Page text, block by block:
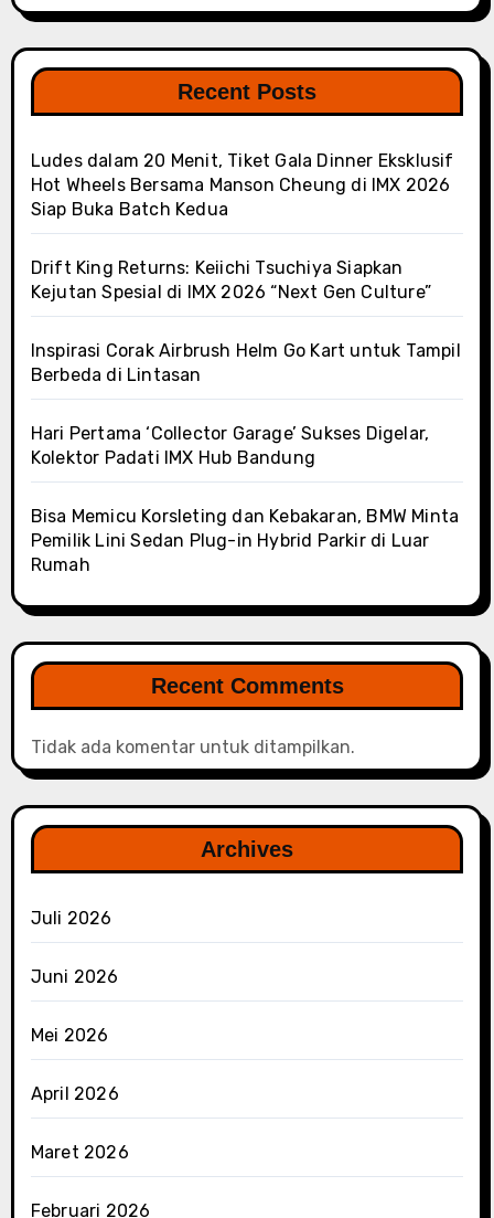
Recent Posts
Ludes dalam 20 Menit, Tiket Gala Dinner Eksklusif
Hot Wheels Bersama Manson Cheung di IMX 2026
Siap Buka Batch Kedua
Drift King Returns: Keiichi Tsuchiya Siapkan
Kejutan Spesial di IMX 2026 “Next Gen Culture”
Inspirasi Corak Airbrush Helm Go Kart untuk Tampil
Berbeda di Lintasan
Hari Pertama ‘Collector Garage’ Sukses Digelar,
Kolektor Padati IMX Hub Bandung
Bisa Memicu Korsleting dan Kebakaran, BMW Minta
Pemilik Lini Sedan Plug-in Hybrid Parkir di Luar
Rumah
Recent Comments
Tidak ada komentar untuk ditampilkan.
Archives
Juli 2026
Juni 2026
Mei 2026
April 2026
Maret 2026
Februari 2026